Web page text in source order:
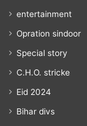
entertainment
Opration sindoor
Special story
C.H.O. stricke
Eid 2024
Bihar divs